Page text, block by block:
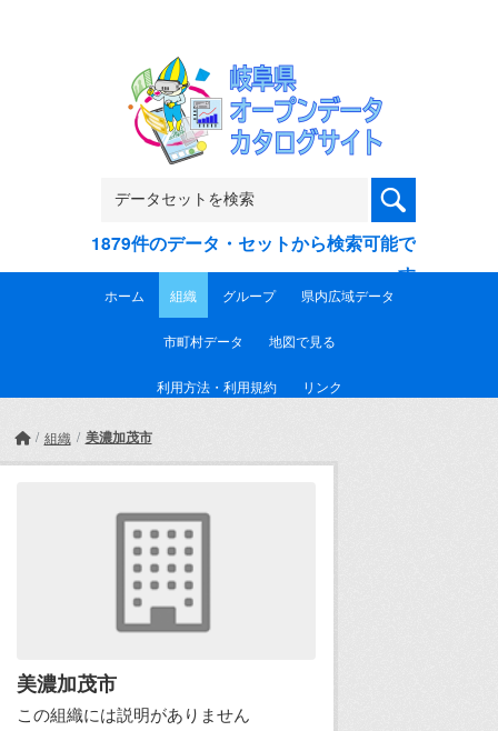
1879件のデータ・セットから検索可能で
す
ホーム 組織 グループ 県内広域データ
市町村データ 地図で見る
利用方法・利用規約 リンク
組織 美濃加茂市
美濃加茂市
この組織には説明がありません